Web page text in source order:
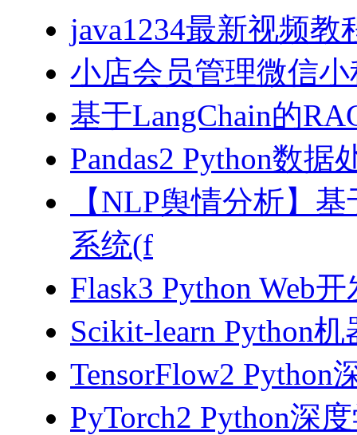
java1234最新视频教
小店会员管理微信
基于LangChain的
Pandas2 Python数
【NLP舆情分析】
系统(f
Flask3 Python Web
Scikit-learn Python
TensorFlow2 Python
PyTorch2 Python深